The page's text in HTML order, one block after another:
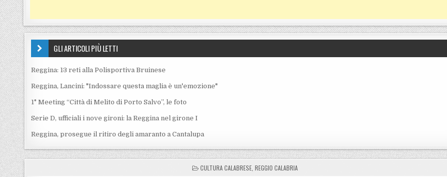
GLI ARTICOLI PIÙ LETTI
Reggina: 13 reti alla Polisportiva Bruinese
Reggina, Lancini: "Indossare questa maglia è un'emozione"
1° Meeting “Città di Melito di Porto Salvo”, le foto
Serie D, ufficiali i nove gironi: la Reggina nel girone I
Reggina, prosegue il ritiro degli amaranto a Cantalupa
POSTED IN
CULTURA CALABRESE, REGGIO CALABRIA